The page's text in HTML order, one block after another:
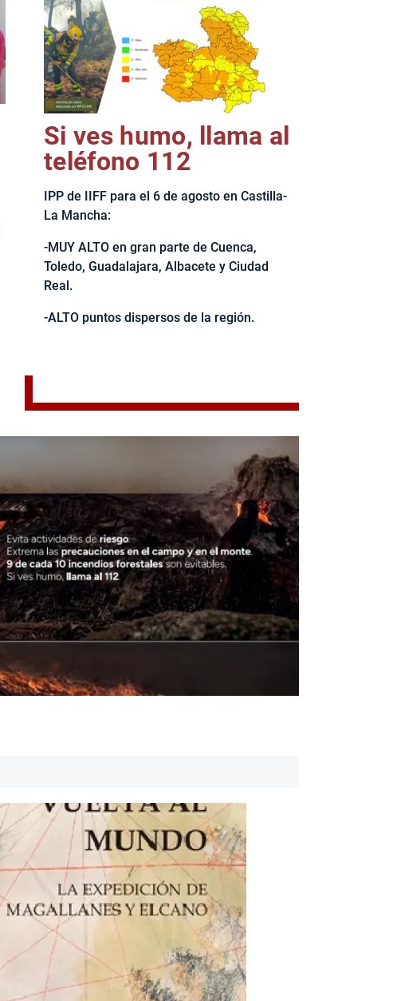
El jefe del Ejecutivo castellanomanchego, Emiliano García-
Si ves humo, llama al
teléfono 112
IPP de IIFF para el 6 de agosto en Castilla-
La Mancha:
-MUY ALTO en gran parte de Cuenca,
Toledo, Guadalajara, Albacete y Ciudad
Real.
-ALTO puntos dispersos de la región.